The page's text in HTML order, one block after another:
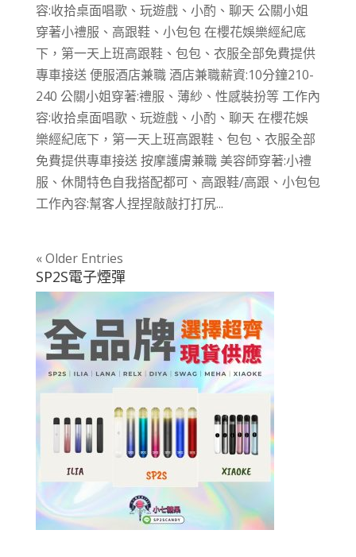
容:收拾桌面唱歌、玩遊戲、小酌、聊天 公關小姐
穿著小禮服、高跟鞋、小包包 在櫻花娛樂經紀底
下，第一天上班高跟鞋、包包、衣服全部免費提供
專車接送 便服酒店兼職 酒店兼職薪資:10分鐘210-
240 公關小姐穿著:禮服、薄紗、性感裝扮等 工作內
容:收拾桌面唱歌、玩遊戲、小酌、聊天 在櫻花娛
樂經紀底下，第一天上班高跟鞋、包包、衣服全部
免費提供專車接送 按摩護膚兼職 美容師穿著:小禮
服、休閒特色自我搭配都可、高跟鞋/高跟、小包包
工作內容:幫客人捏捏敲敲打打尻...
« Older Entries
SP2S電子煙彈